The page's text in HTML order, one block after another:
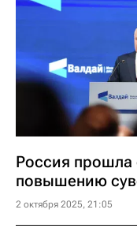
Россия прошла
повышению
2 октября 2025, 21:05